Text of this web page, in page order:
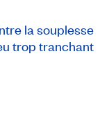
la souplesse
trop tranchant